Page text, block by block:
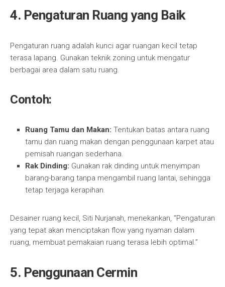
4. Pengaturan Ruang yang Baik
Pengaturan ruang adalah kunci agar ruangan kecil tetap
terasa lapang. Gunakan teknik zoning untuk mengatur
berbagai area dalam satu ruang.
Contoh:
Ruang Tamu dan Makan: Tentukan batas antara ruang
tamu dan ruang makan dengan penggunaan karpet atau
pemisah ruangan sederhana.
Rak Dinding: Gunakan rak dinding untuk menyimpan
barang-barang tanpa mengambil ruang lantai, sehingga
tetap terjaga kerapihan.
Desainer ruang kecil, Siti Nurjanah, menekankan, “Pengaturan
yang tepat akan menciptakan flow yang nyaman dalam
ruang, membuat pemakaian ruang terasa lebih optimal.”
5. Penggunaan Cermin